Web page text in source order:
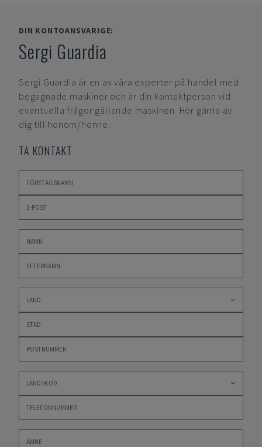
DIN KONTOANSVARIGE:
Sergi Guardia
Sergi Guardia är en av våra experter på handel med
begagnade maskiner och är din kontaktperson vid
eventuella frågor gällande maskinen. Hör gärna av
dig till honom/henne.
TA KONTAKT